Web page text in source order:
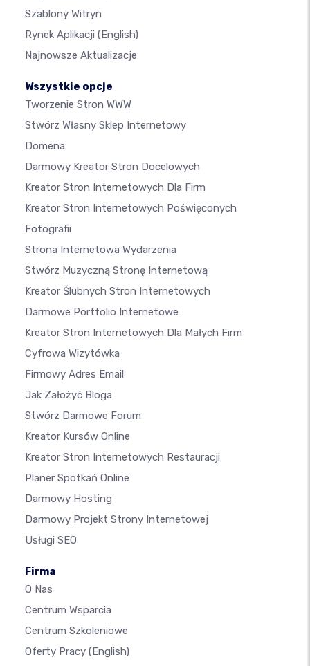
Szablony Witryn
Rynek Aplikacji (English)
Najnowsze Aktualizacje
Wszystkie opcje
Tworzenie Stron WWW
Stwórz Własny Sklep Internetowy
Domena
Darmowy Kreator Stron Docelowych
Kreator Stron Internetowych Dla Firm
Kreator Stron Internetowych Poświęconych
Fotografii
Strona Internetowa Wydarzenia
Stwórz Muzyczną Stronę Internetową
Kreator Ślubnych Stron Internetowych
Darmowe Portfolio Internetowe
Kreator Stron Internetowych Dla Małych Firm
Cyfrowa Wizytówka
Firmowy Adres Email
Jak Założyć Bloga
Stwórz Darmowe Forum
Kreator Kursów Online
Kreator Stron Internetowych Restauracji
Planer Spotkań Online
Darmowy Hosting
Darmowy Projekt Strony Internetowej
Usługi SEO
Firma
O Nas
Centrum Wsparcia
Centrum Szkoleniowe
Oferty Pracy (English)